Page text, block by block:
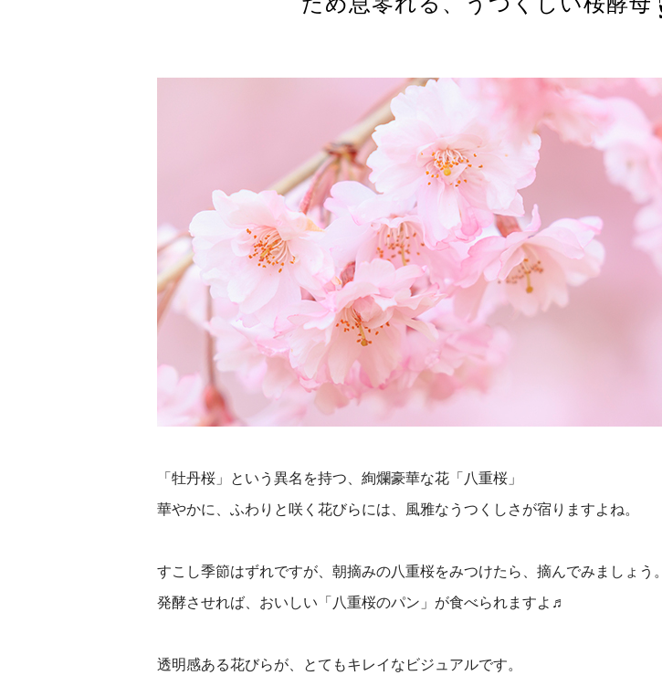
「牡丹桜」という異名を持つ、絢爛豪華な花「八重桜」
華やかに、ふわりと咲く花びらには、風雅なうつくしさが宿りますよね。
すこし季節はずれですが、朝摘みの八重桜をみつけたら、摘んでみましょう。
発酵させれば、おいしい「八重桜のパン」が食べられますよ♬
透明感ある花びらが、とてもキレイなビジュアルです。